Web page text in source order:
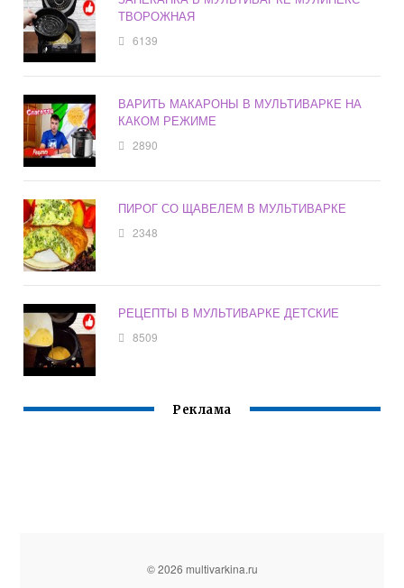
ТВОРОЖНАЯ
6139
ВАРИТЬ МАКАРОНЫ В МУЛЬТИВАРКЕ НА
КАКОМ РЕЖИМЕ
2890
ПИРОГ СО ЩАВЕЛЕМ В МУЛЬТИВАРКЕ
2348
РЕЦЕПТЫ В МУЛЬТИВАРКЕ ДЕТСКИЕ
8509
Реклама
© 2026 multivarkina.ru